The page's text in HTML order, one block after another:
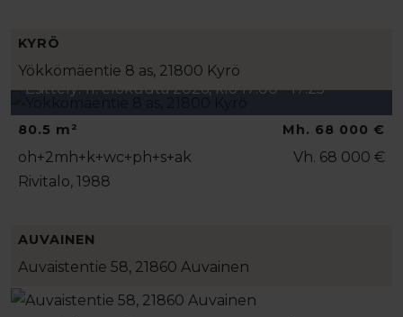
KYRÖ
Yökkömäentie 8 as, 21800 Kyrö
Esittely: 11. elokuuta 2026, klo 17:00 - 17:25
80.5 m²
oh+2mh+k+wc+ph+s+ak
Rivitalo, 1988
Mh. 68 000 €
Vh. 68 000 €
AUVAINEN
Auvaistentie 58, 21860 Auvainen